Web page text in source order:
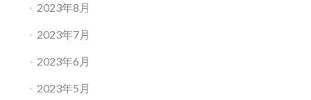
2023年8月
2023年7月
2023年6月
2023年5月